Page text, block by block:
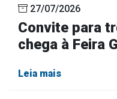
27/07/2026
Convite para
chega à Feira
Leia mais